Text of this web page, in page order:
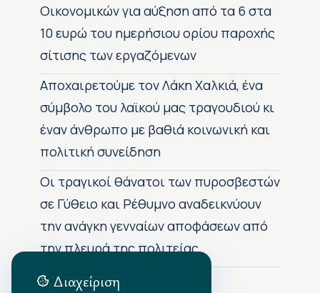
Οικονομικών για αύξηση από τα 6 στα
10 ευρώ του ημερήσιου ορίου παροχής
σίτισης των εργαζόμενων
Αποχαιρετούμε τον Λάκη Χαλκιά, ένα
σύμβολο του λαϊκού μας τραγουδιού κι
έναν άνθρωπο με βαθιά κοινωνική και
πολιτική συνείδηση
Οι τραγικοί θάνατοι των πυροσβεστών
σε Γύθειο και Ρέθυμνο αναδεικνύουν
την ανάγκη γενναίων αποφάσεων από
την πλευρά της πολιτείας
Διαχείριση